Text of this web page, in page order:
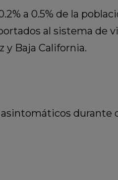
a 0.5% de la
al sistema de
y Baja California.
durante